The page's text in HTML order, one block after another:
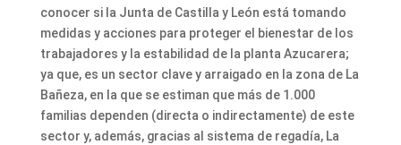
conocer si la Junta de Castilla y León está tomando
medidas y acciones para proteger el bienestar de los
trabajadores y la estabilidad de la planta Azucarera;
ya que, es un sector clave y arraigado en la zona de La
Bañeza, en la que se estiman que más de 1.000
familias dependen (directa o indirectamente) de este
sector y, además, gracias al sistema de regadía, La